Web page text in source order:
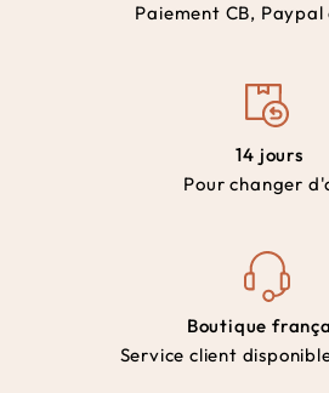
Paiement CB, Paypal
14 jours
Pour changer
Boutique
Service client